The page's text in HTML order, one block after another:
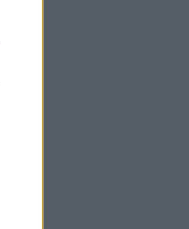
των Χούθι σε
διέλευσης πλοίων από
από το Ορμούζ
δισ. δολαρίων από ΗΑΕ
F-16
10 παραβάσεις και
θα επισκεφθεί τη Σερβία
από την έναρξη του
δοκιμαστικά δρομολόγια
του Μετρό